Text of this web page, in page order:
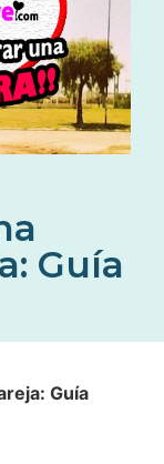
Guía
Guía